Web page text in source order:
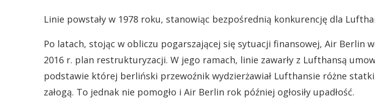
Linie powstały w 1978 roku, stanowiąc bezpośrednią konkurencję dla
Po latach, stojąc w obliczu pogarszającej się sytuacji finansowej, Air Berlin
2016 r. plan restrukturyzacji. W jego ramach, linie zawarły z Lufthansą
podstawie której berliński przewoźnik wydzierżawiał Lufthansie różne
załogą. To jednak nie pomogło i Air Berlin rok później ogłosiły upadłość.